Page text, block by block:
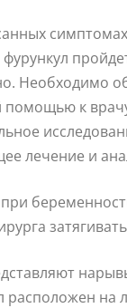
фурункул
Необходимо
помощью к
лечение и
расположен на